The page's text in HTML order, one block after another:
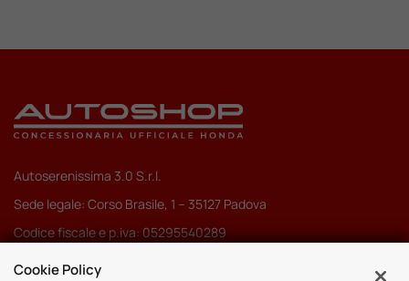
Autoserenissima 3.0 S.r.l.
Sede legale: Corso Brasile, 1 – 35127 Padova
Codice fiscale e p.iva: 05295540289
Pec:autoserenissima3.0srl@legalmail.it
Cookie Policy